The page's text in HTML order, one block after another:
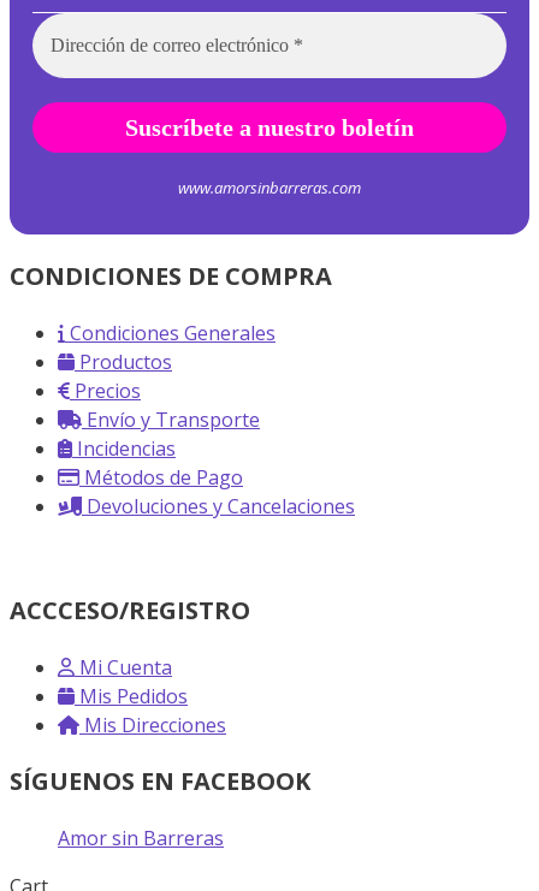
www.amorsinbarreras.com
CONDICIONES DE COMPRA
Condiciones Generales
Productos
Precios
Envío y Transporte
Incidencias
Métodos de Pago
Devoluciones y Cancelaciones
ACCCESO/REGISTRO
Mi Cuenta
Mis Pedidos
Mis Direcciones
SÍGUENOS EN FACEBOOK
Amor sin Barreras